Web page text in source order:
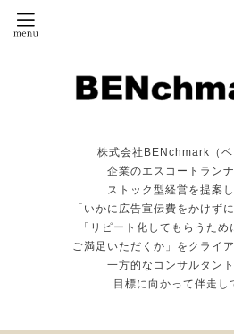
株式会社BENchmark（ベ
企業のエスコートランナ
ストック型経営を提案
「いかに広告宣伝費をかけず
「リピート化してもらうた
ご満足いただくか」をクライ
一方的なコンサルタント
目標に向かって伴走し